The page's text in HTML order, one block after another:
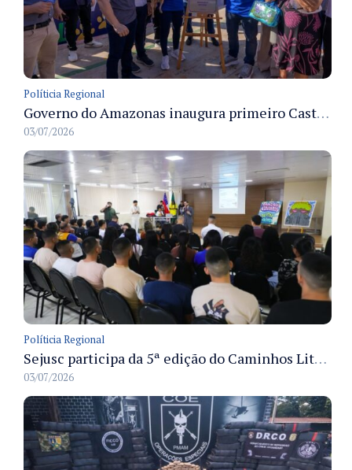
Políticia Regional
Governo do Amazonas inaugura primeiro Castramóvel Fluvial para atendimento veterinário às comunidades ribeirinhas e castração gratuita
03/07/2026
Políticia Regional
Sejusc participa da 5ª edição do Caminhos Literários com foco na cultura hip-hop nas unidades socioeducativas
03/07/2026